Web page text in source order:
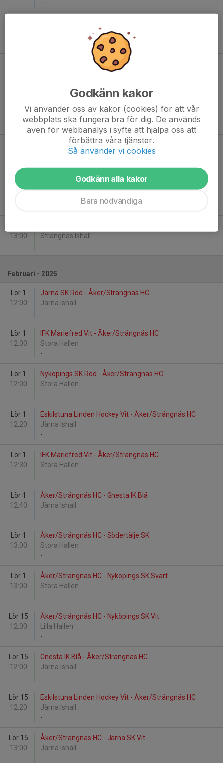
-
Järna SK Gul - Åker/Strängnäs HC
Lör 18
13:00
Gnesta IK Blå - Åker/Strängnäs HC
Lilla Hallen
-
IFK Mariefred Blå - Åker/Strängnäs HC
Strängnäs Ishall
Sön 19
13:00
Strängnäs Ishall
-
Februari - 2025
Lör 1
12:00
Järna SK Röd - Åker/Strängnäs HC
Järna Ishall
-
Lör 1
12:00
IFK Mariefred Vit - Åker/Strängnäs HC
Stora Hallen
-
Lör 1
12:00
Nyköpings SK Röd - Åker/Strängnäs HC
Stora Hallen
-
Lör 1
12:20
Eskilstuna Linden Hockey Vit - Åker/Strängnäs HC
Järna Ishall
-
Lör 1
12:30
IFK Mariefred Vit - Åker/Strängnäs HC
Stora Hallen
-
Lör 1
12:40
Åker/Strängnäs HC - Gnesta IK Blå
Järna Ishall
-
Lör 1
13:00
Åker/Strängnäs HC - Södertälje SK
Stora Hallen
-
Lör 1
13:00
Åker/Strängnäs HC - Nyköpings SK Svart
Stora Hallen
-
Lör 15
12:00
Åker/Strängnäs HC - Nyköpings SK Vit
Lilla Hallen
-
Lör 15
12:00
Gnesta IK Blå - Åker/Strängnäs HC
Järna Ishall
-
Lör 15
12:20
Eskilstuna Linden Hockey Vit - Åker/Strängnäs HC
Järna Ishall
-
Lör 15
13:00
Åker/Strängnäs HC - Järna SK Vit
Järna Ishall
-
Godkänn kakor
Vi använder oss av kakor (cookies) för att vår
webbplats ska fungera bra för dig. De används
även för webbanalys i syfte att hjälpa oss att
förbättra våra tjänster.
Så använder vi cookies
Godkänn alla kakor
Bara nödvändiga